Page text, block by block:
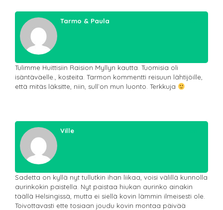
Tarmo & Paula
Tulimme Huittisiin Raision Myllyn kautta. Tuomisia oli
isäntäväelle., kosteita. Tarmon kommentti reisuun lähtijöille,
että mitäs läksitte, niin, sull`on mun luonto. Terkkuja
Ville
Sadetta on kyllä nyt tullutkin ihan liikaa, voisi välillä kunnolla
aurinkokin paistella. Nyt paistaa hiukan aurinko ainakin
täällä Helsingissä, mutta ei siellä kovin lämmin ilmeisesti ole.
Toivottavasti ette tosiaan joudu kovin montaa päivää